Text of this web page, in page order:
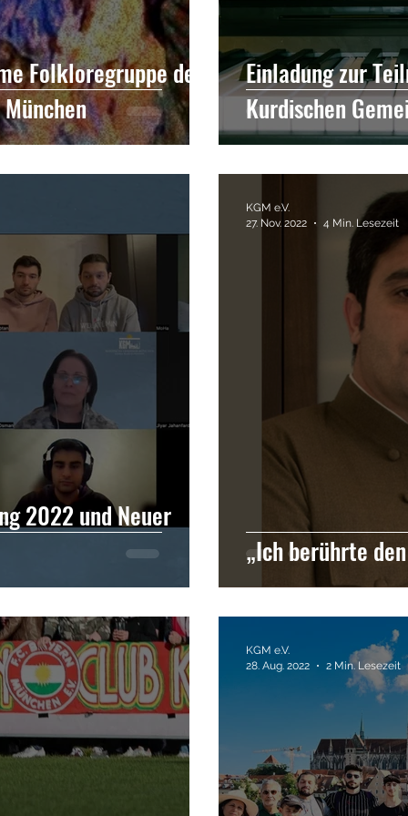
Folkloregruppe der
Einladung zur
Kurdischen
2022 und Neuer
„Ich berührte
KGM e.V.
27. Nov. 2022
4 Min. Lesezeit
KGM e.V.
28. Aug. 2022
2 Min. Lesezeit